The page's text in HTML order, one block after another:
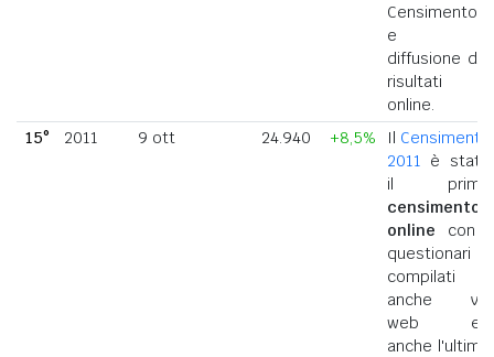
Censimento
e la
diffusione dei
risultati
online.
15°
2011 9 ott 24.940 +8,5% Il Censimento
2011 è stato
il primo
censimento
online con i
questionari
compilati
anche via
web ed
anche l'ultimo